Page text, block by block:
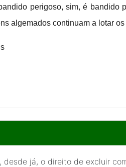
perigoso, sim, é bandido
algemados continuam a lotar os
desde já, o direito de excluir